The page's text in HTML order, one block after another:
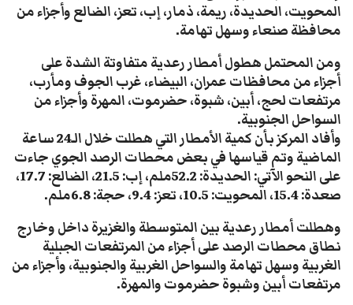
المحويت، الحديدة، ريمة، ذمار، إب، تعز، الضالع وأجزاء من
محافظة صنعاء وسهل تهامة.
ومن المحتمل هطول أمطار رعدية متفاوتة الشدة على
أجزاء من محافظات عمران، البيضاء، غرب الجوف ومأرب،
مرتفعات لحج، أبين، شبوة، حضرموت، المهرة وأجزاء من
السواحل الجنوبية.
وأفاد المركز بأن كمية الأمطار التي هطلت خلال الـ24 ساعة
الماضية وتم قياسها في بعض محطات الرصد الجوي جاءت
على النحو الآتي: الحديدة: 52.2ملم، إب: 21.5، الضالع: 17.7،
صعدة: 15.4، المحويت: 10.5، تعز: 9.4، حجة: 6.8ملم.
وهطلت أمطار رعدية بين المتوسطة والغزيرة داخل وخارج
نطاق محطات الرصد على أجزاء من المرتفعات الجبلية
الغربية وسهل تهامة والسواحل الغربية والجنوبية، وأجزاء من
مرتفعات أبين وشبوة حضرموت والمهرة.